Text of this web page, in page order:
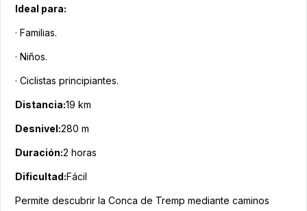
Ideal para:
· Familias.
· Niños.
· Ciclistas principiantes.
Distancia:19 km
Desnivel:280 m
Duración:2 horas
Dificultad:Fácil
Permite descubrir la Conca de Tremp mediante caminos